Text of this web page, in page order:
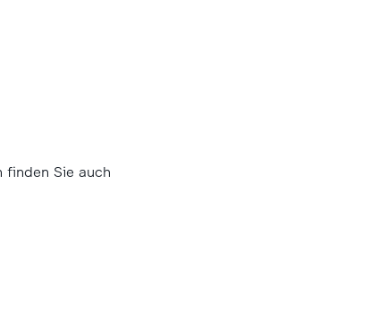
finden Sie auch